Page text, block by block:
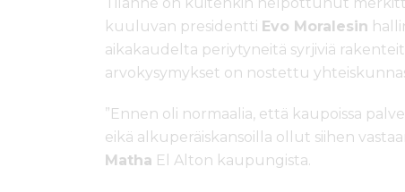
Tilanne on kuitenkin helpottunut
kuuluvan presidentti Evo Moralesin
aikakaudelta periytyneitä syrjiviä
arvokysymykset on nostettu
”Ennen oli normaalia, että kaupoissa
eikä alkuperäiskansoilla ollut siihen
Matha El Alton kaupungista.